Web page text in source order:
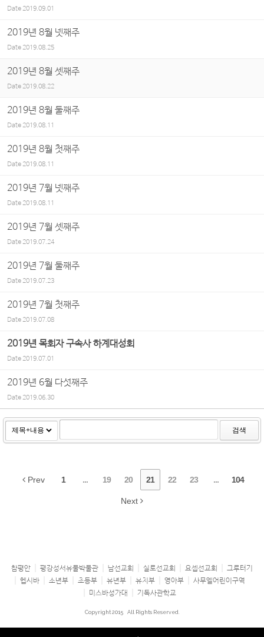
Date2019.09.01
2019년 8월 넷째주
Date2019.08.25
2019년 8월 셋째주
Date 2019.08.22
2019년 8월 둘째주
Date2019.08.11
2019년 8월 첫째주
Date2019.08.11
2019년 7월 넷째주
Date2019.08.11
2019년 7월 셋째주
Date2019.07.24
2019년 7월 둘째주
Date2019.07.23
2019년 7월 첫째주
Date2019.07.08
2019년 목회자 구속사 하계대성회
Date2019.07.01
2019년 6월 다섯째주
Date2019.06.30
검색
Prev 1 ... 19 20 21 22 23 ... 104
Next
참평안 평강성서유물박물관 남선교회 실로선교회 요셉선교회
그루터기
헵시바
소년부 초등부 유년부 유치부 영아부
사무엘어린이구역
미스바성가대
기독사관학교
Copyright 2015 All Rights Reserved.